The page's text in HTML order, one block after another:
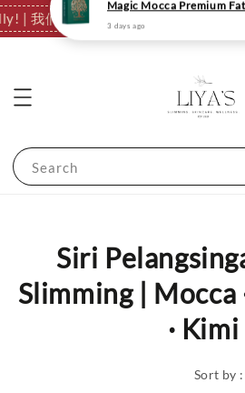
| 我们支持全球发货，运费结算页自
Search
Siri
Slimming | Mocca
· Kimi
Sort by :